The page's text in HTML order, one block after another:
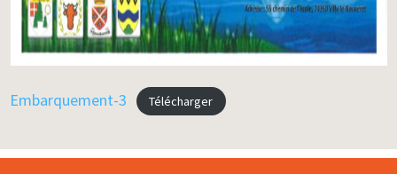
Embarquement-3 Télécharger